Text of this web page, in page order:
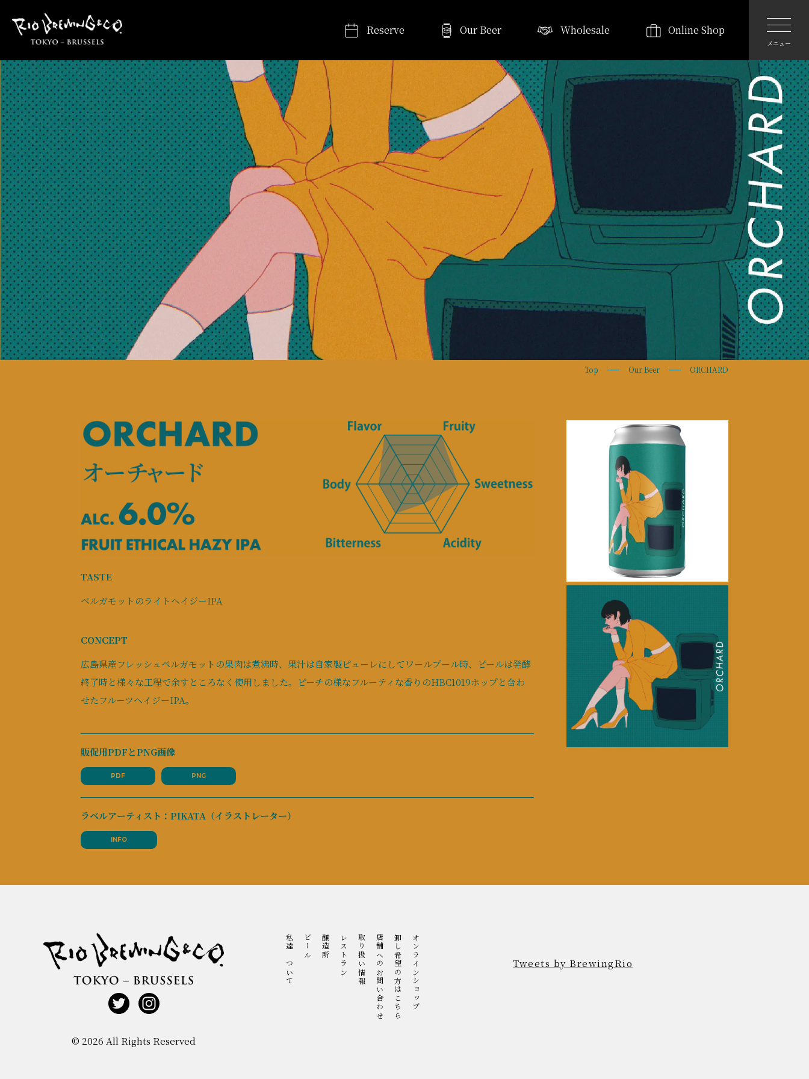
Reserve Our Beer Wholesale Online Shop
メニュー
Top Our Beer ORCHARD
TASTE
ベルガモットのライトヘイジーIPA
CONCEPT
広島県産フレッシュベルガモットの果肉は煮沸時、果汁は自家製ピューレにしてワールプール時、ピールは発酵
終了時と様々な工程で余すところなく使用しました。ピーチの様なフルーティな香りのHBC1019ホップと合わ
せたフルーツヘイジーIPA。
販促用PDFとPNG画像
PDF PNG
ラベルアーティスト：PIKATA（イラストレーター）
INFO
© 2026 All Rights Reserved
私達について ビール 醸造所 レストラン 取り扱い情報 店舗へのお問い合わせ卸し希望の方はこちらオンラインショップ Tweets by BrewingRio